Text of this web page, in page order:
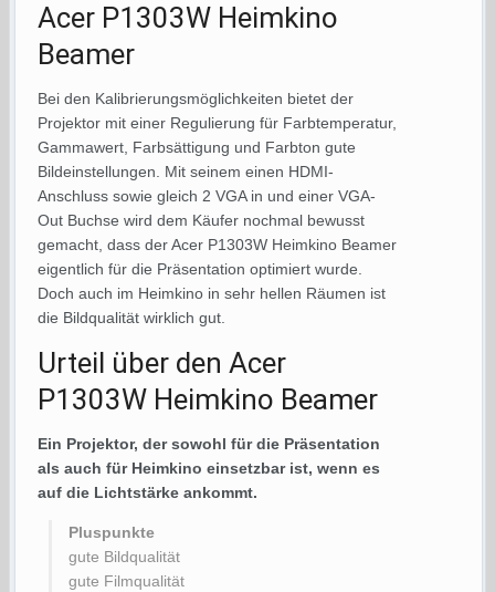
Acer P1303W Heimkino
Beamer
Bei den Kalibrierungsmöglichkeiten bietet der
Projektor mit einer Regulierung für Farbtemperatur,
Gammawert, Farbsättigung und Farbton gute
Bildeinstellungen. Mit seinem einen HDMI-
Anschluss sowie gleich 2 VGA in und einer VGA-
Out Buchse wird dem Käufer nochmal bewusst
gemacht, dass der Acer P1303W Heimkino Beamer
eigentlich für die Präsentation optimiert wurde.
Doch auch im Heimkino in sehr hellen Räumen ist
die Bildqualität wirklich gut.
Urteil über den Acer
P1303W Heimkino Beamer
Ein Projektor, der sowohl für die Präsentation
als auch für Heimkino einsetzbar ist, wenn es
auf die Lichtstärke ankommt.
Pluspunkte
gute Bildqualität
gute Filmqualität